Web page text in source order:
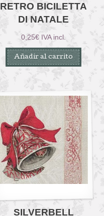
RETRO BICILETTA
DI NATALE
0,25€ IVA incl.
Añadir al carrito
SILVERBELL